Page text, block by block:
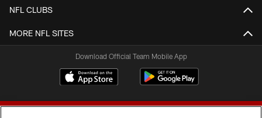
NFL CLUBS
MORE NFL SITES
Download Official Team Mobile App